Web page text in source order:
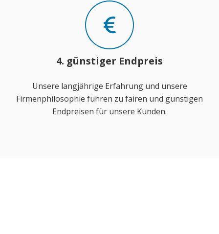
4. günstiger Endpreis
Unsere langjährige Erfahrung und unsere
Firmenphilosophie führen zu fairen und günstigen
Endpreisen für unsere Kunden.